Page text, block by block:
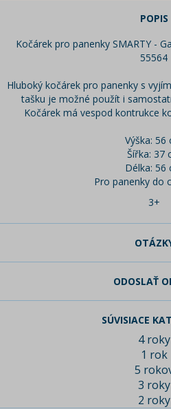
POPIS
Kočárek pro panenky SMARTY -
55564
Hluboký kočárek pro panenky s
tašku je možné použít i
Kočárek má vespod kontrukce
Výška: 56
Šířka: 37
Délka: 56
Pro panenky do
3+
ODOSLAŤ
SÚVISIACE
4 roky
1 rok
5
3 roky
2 roky